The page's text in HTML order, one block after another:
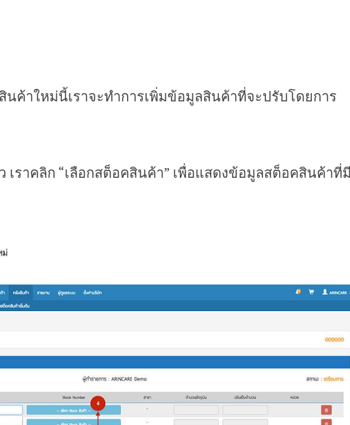
ค้าใหม่นี้เราจะทำการเพิ่มข้อมูลสินค้าที่จะปรับโดยการ
เราคลิก “เลือกสต็อคสินค้า” เพื่อแสดงข้อมูลสต็อคสินค้าที่มี